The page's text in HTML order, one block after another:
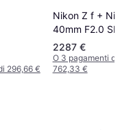
296,66 €
Nikon Z f +
40mm F2.0 SE
2287 €
O 3 pagamenti di
762,33 €